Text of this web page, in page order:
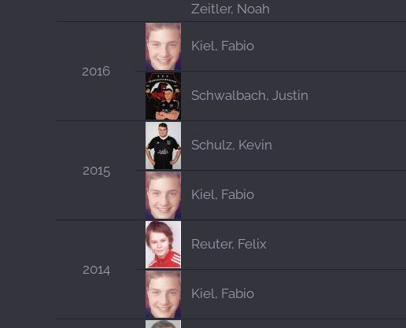
Zeitler, Noah
2016
Kiel, Fabio
Schwalbach, Justin
2015
Schulz, Kevin
Kiel, Fabio
2014
Reuter, Felix
Kiel, Fabio